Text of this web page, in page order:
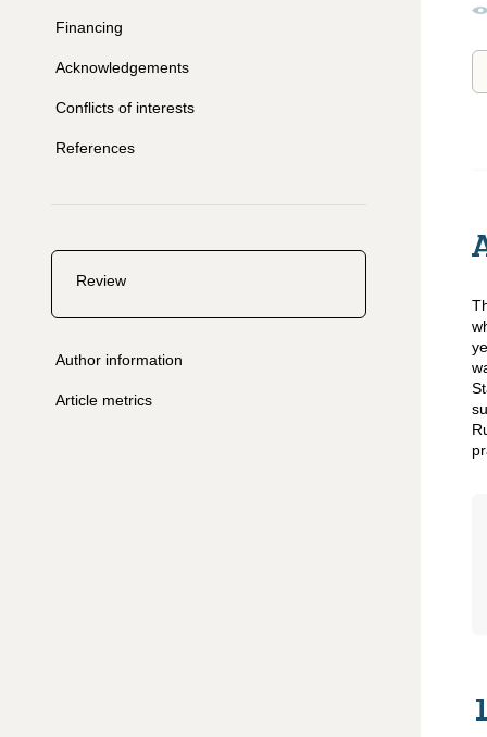
Financing
Acknowledgements
Conflicts of interests
References
Review
Author information
Article metrics